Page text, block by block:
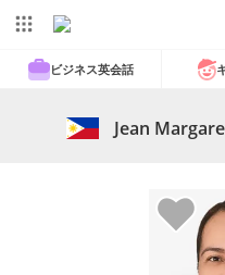
ビジネス英会話
Jean